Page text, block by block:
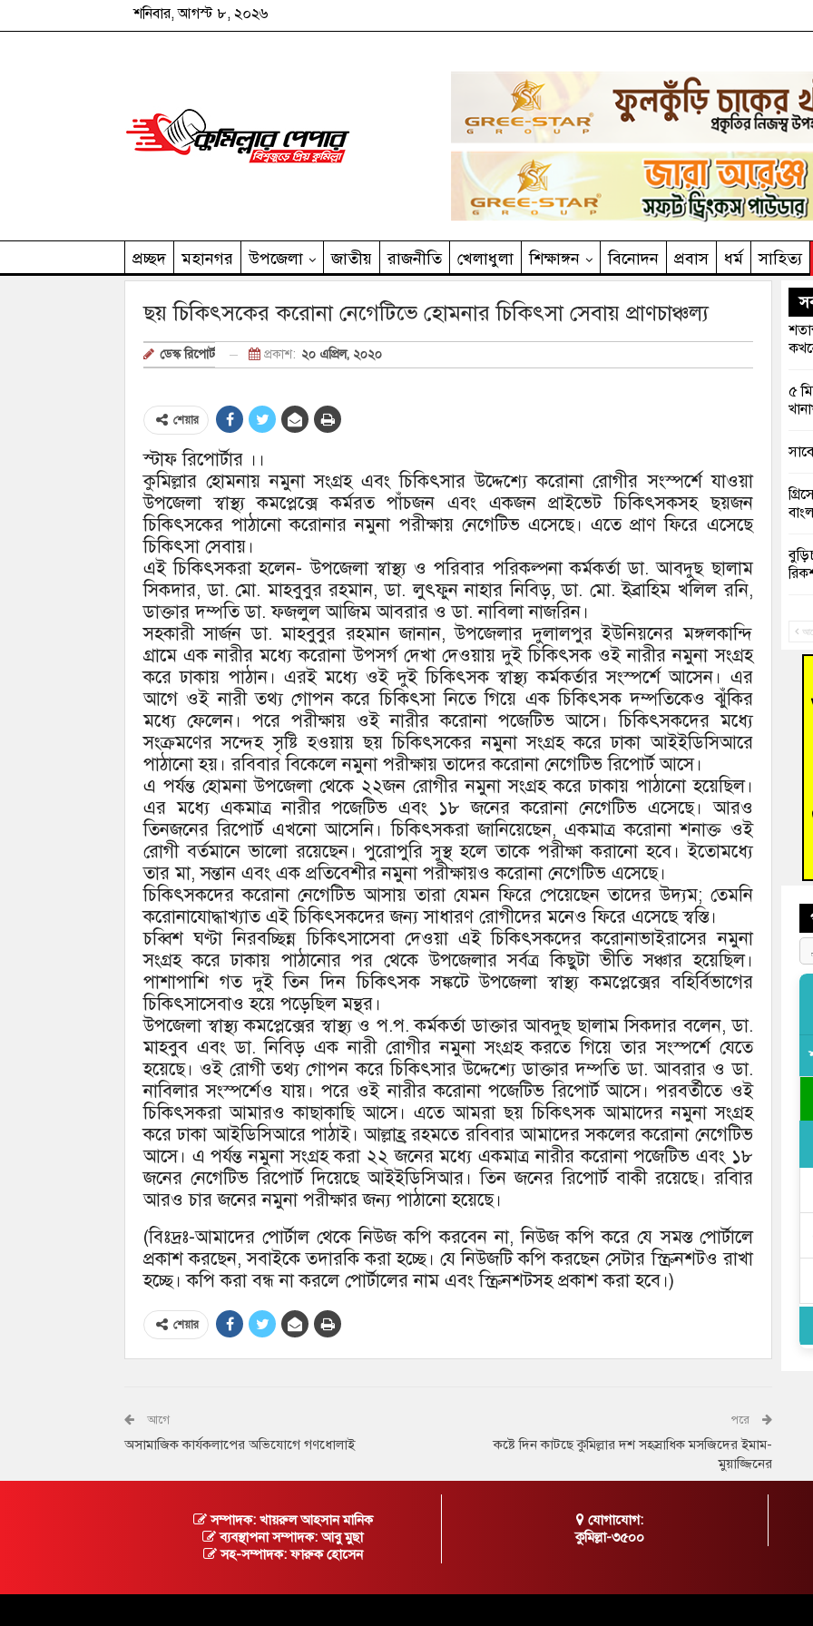
শনিবার, আগস্ট ৮, ২০২৬
প্রচ্ছদ মহানগর উপজেলা জাতীয় রাজনীতি খেলাধুলা শিক্ষাঙ্গন বিনোদন প্রবাস ধর্ম সাহিত‌্য
ছয় চিকিৎসকের করোনা নেগেটিভে হোমনার চিকিৎসা সেবায় প্রাণচাঞ্চল্য
ডেস্ক রিপোর্ট প্রকাশ: ২০ এপ্রিল, ২০২০
শেয়ার
স্টাফ রিপোর্টার ।।
কুমিল্লার হোমনায় নমুনা সংগ্রহ এবং চিকিৎসার উদ্দেশ্যে করোনা রোগীর সংস্পর্শে যাওয়া
উপজেলা স্বাস্থ্য কমপ্লেক্সে কর্মরত পাঁচজন এবং একজন প্রাইভেট চিকিৎসকসহ ছয়জন
চিকিৎসকের পাঠানো করোনার নমুনা পরীক্ষায় নেগেটিভ এসেছে। এতে প্রাণ ফিরে এসেছে
চিকিৎসা সেবায়।
এই চিকিৎসকরা হলেন- উপজেলা স্বাস্থ্য ও পরিবার পরিকল্পনা কর্মকর্তা ডা. আবদুছ ছালাম
সিকদার, ডা. মো. মাহবুবুর রহমান, ডা. লুৎফুন নাহার নিবিড়, ডা. মো. ইব্রাহিম খলিল রনি,
ডাক্তার দম্পতি ডা. ফজলুল আজিম আবরার ও ডা. নাবিলা নাজরিন।
সহকারী সার্জন ডা. মাহবুবুর রহমান জানান, উপজেলার দুলালপুর ইউনিয়নের মঙ্গলকান্দি
গ্রামে এক নারীর মধ্যে করোনা উপসর্গ দেখা দেওয়ায় দুই চিকিৎসক ওই নারীর নমুনা সংগ্রহ
করে ঢাকায় পাঠান। এরই মধ্যে ওই দুই চিকিৎসক স্বাস্থ্য কর্মকর্তার সংস্পর্শে আসেন। এর
আগে ওই নারী তথ্য গোপন করে চিকিৎসা নিতে গিয়ে এক চিকিৎসক দম্পতিকেও ঝুঁকির
মধ্যে ফেলেন। পরে পরীক্ষায় ওই নারীর করোনা পজেটিভ আসে। চিকিৎসকদের মধ্যে
সংক্রমণের সন্দেহ সৃষ্টি হওয়ায় ছয় চিকিৎসকের নমুনা সংগ্রহ করে ঢাকা আইইডিসিআরে
পাঠানো হয়। রবিবার বিকেলে নমুনা পরীক্ষায় তাদের করোনা নেগেটিভ রিপোর্ট আসে।
এ পর্যন্ত হোমনা উপজেলা থেকে ২২জন রোগীর নমুনা সংগ্রহ করে ঢাকায় পাঠানো হয়েছিল।
এর মধ্যে একমাত্র নারীর পজেটিভ এবং ১৮ জনের করোনা নেগেটিভ এসেছে। আরও
তিনজনের রিপোর্ট এখনো আসেনি। চিকিৎসকরা জানিয়েছেন, একমাত্র করোনা শনাক্ত ওই
রোগী বর্তমানে ভালো রয়েছেন। পুরোপুরি সুস্থ হলে তাকে পরীক্ষা করানো হবে। ইতোমধ্যে
তার মা, সন্তান এবং এক প্রতিবেশীর নমুনা পরীক্ষায়ও করোনা নেগেটিভ এসেছে।
চিকিৎসকদের করোনা নেগেটিভ আসায় তারা যেমন ফিরে পেয়েছেন তাদের উদ্যম; তেমনি
করোনাযোদ্ধাখ্যাত এই চিকিৎসকদের জন্য সাধারণ রোগীদের মনেও ফিরে এসেছে স্বস্তি।
চব্বিশ ঘণ্টা নিরবচ্ছিন্ন চিকিৎসাসেবা দেওয়া এই চিকিৎসকদের করোনাভাইরাসের নমুনা
সংগ্রহ করে ঢাকায় পাঠানোর পর থেকে উপজেলার সর্বত্র কিছুটা ভীতি সঞ্চার হয়েছিল।
পাশাপাশি গত দুই তিন দিন চিকিৎসক সঙ্কটে উপজেলা স্বাস্থ্য কমপ্লেক্সের বহির্বিভাগের
চিকিৎসাসেবাও হয়ে পড়েছিল মন্থর।
উপজেলা স্বাস্থ্য কমপ্লেক্সের স্বাস্থ্য ও প.প. কর্মকর্তা ডাক্তার আবদুছ ছালাম সিকদার বলেন, ডা.
মাহবুব এবং ডা. নিবিড় এক নারী রোগীর নমুনা সংগ্রহ করতে গিয়ে তার সংস্পর্শে যেতে
হয়েছে। ওই রোগী তথ্য গোপন করে চিকিৎসার উদ্দেশ্যে ডাক্তার দম্পতি ডা. আবরার ও ডা.
নাবিলার সংস্পর্শেও যায়। পরে ওই নারীর করোনা পজেটিভ রিপোর্ট আসে। পরবর্তীতে ওই
চিকিৎসকরা আমারও কাছাকাছি আসে। এতে আমরা ছয় চিকিৎসক আমাদের নমুনা সংগ্রহ
করে ঢাকা আইডিসিআরে পাঠাই। আল্লাহ্র রহমতে রবিবার আমাদের সকলের করোনা নেগেটিভ
আসে। এ পর্যন্ত নমুনা সংগ্রহ করা ২২ জনের মধ্যে একমাত্র নারীর করোনা পজেটিভ এবং ১৮
জনের নেগেটিভ রিপোর্ট দিয়েছে আইইডিসিআর। তিন জনের রিপোর্ট বাকী রয়েছে। রবিার
আরও চার জনের নমুনা পরীক্ষার জন্য পাঠানো হয়েছে।
(বিঃদ্রঃ-আমাদের পোর্টাল থেকে নিউজ কপি করবেন না, নিউজ কপি করে যে সমস্ত পোর্টালে
প্রকাশ করছেন, সবাইকে তদারকি করা হচ্ছে। যে নিউজটি কপি করছেন সেটার স্ক্রিনশটও রাখা
হচ্ছে। কপি করা বন্ধ না করলে পোর্টালের নাম এবং স্ক্রিনশটসহ প্রকাশ করা হবে।)
শেয়ার
আগে
অসামাজিক কার্যকলাপের অভিযোগে গণধোলাই
পরে
কষ্টে দিন কাটছে কুমিল্লার দশ সহস্রাধিক মসজিদের ইমাম-
মুয়াজ্জিনের
৫
সম্পাদক: খায়রুল আহসান মানিক
ব্যবস্থাপনা সম্পাদক: আবু মুছা
সহ-সম্পাদক: ফারুক হোসেন
যোগাযোগ:
কুমিল্লা-৩৫০০